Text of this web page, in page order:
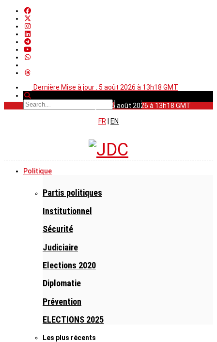
Dernière Mise à jour : 5 août 2026 à 13h18 GMT
Dernière Mise à jour : 5 août 2026 à 13h18 GMT
FR
EN
Politique
Partis politiques
Institutionnel
Sécurité
Judiciaire
Elections 2020
Diplomatie
Prévention
ELECTIONS 2025
Les plus récents